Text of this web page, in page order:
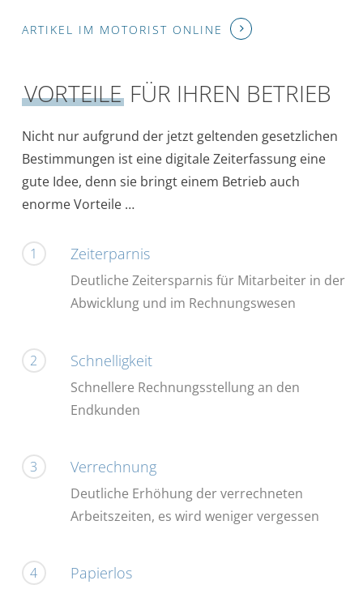
ARTIKEL IM MOTORIST ONLINE
VORTEILE FÜR IHREN BETRIEB
Nicht nur aufgrund der jetzt geltenden gesetzlichen
Bestimmungen ist eine digitale Zeiterfassung eine
gute Idee, denn sie bringt einem Betrieb auch
enorme Vorteile …
1 Zeiterparnis
Deutliche Zeitersparnis für Mitarbeiter in der
Abwicklung und im Rechnungswesen
2 Schnelligkeit
Schnellere Rechnungsstellung an den
Endkunden
3 Verrechnung
Deutliche Erhöhung der verrechneten
Arbeitszeiten, es wird weniger vergessen
4 Papierlos